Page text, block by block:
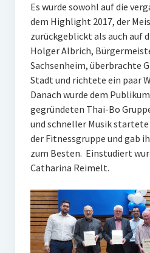
Es wurde sowohl auf die
dem Highlight 2017, der
zurückgeblickt als auch auf
Holger Albrich,
Sachsenheim, überbrachte
Stadt und richtete ein paar
Danach wurde dem
gegründeten Thai-Bo
und schneller Musik
der Fitnessgruppe und gab
zum Besten. Einstudiert
Catharina Reimelt.